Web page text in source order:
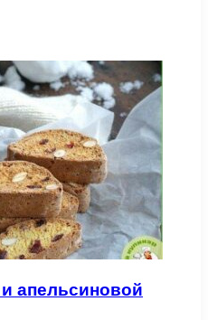
апельсиновой